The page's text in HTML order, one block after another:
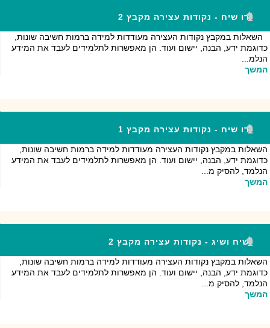
דו שיח - נקודות עצירה מקבץ 2
השאלות במקבץ נקודות העצירה מעודדות למידה ברמות חשיבה שונות,
כדוגמת ידע, הבנה, יישום ועוד. הן מאפשרות לתלמידים לעבד את המידע
הנלמ...
המשך
דו שיח - נקודות עצירה מקבץ 1
השאלות במקבץ נקודות העצירה מעודדות למידה ברמות חשיבה שונות,
כדוגמת ידע, הבנה, יישום ועוד. הן מאפשרות לתלמידים לעבד את המידע
הנלמד, להסיק מ...
המשך
שיח ושיג - נקודות עצירה מקבץ 2
השאלות במקבץ נקודות העצירה מעודדות למידה ברמות חשיבה שונות,
כדוגמת ידע, הבנה, יישום ועוד. הן מאפשרות לתלמידים לעבד את המידע
הנלמד, להסיק מ...
המשך